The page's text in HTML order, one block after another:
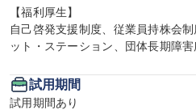
【福利厚生】
自己啓発支援制度、従業員持株会
ット・ステーション、団体長期障
試用期間
試用期間あり